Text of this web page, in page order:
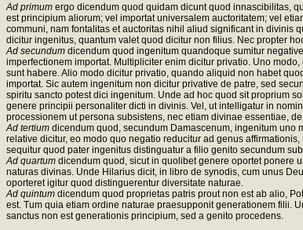
Ad primum ergo dicendum quod quidam dicunt quod innascibilitas,
est principium aliorum; vel importat universalem auctoritatem; vel
communi, nam fontalitas et auctoritas nihil aliud significant in divinis
dicitur ingenitus, quantum valet quod dicitur non filius. Nec propter
Ad secundum dicendum quod ingenitum quandoque sumitur
imperfectionem importat. Multipliciter enim dicitur privatio. Uno
sunt habere. Alio modo dicitur privatio, quando aliquid non habet
importat. Sic autem ingenitum non dicitur privative de patre, sed
spiritu sancto potest dici ingenitum. Unde ad hoc quod sit proprium
genere principii personaliter dicti in divinis. Vel, ut intelligatur in
processionem ut persona subsistens, nec etiam divinae essentiae,
Ad tertium dicendum quod, secundum Damascenum, ingenitum uno
relative dicitur, eo modo quo negatio reducitur ad genus
sequitur quod pater ingenitus distinguatur a filio genito secundum
Ad quartum dicendum quod, sicut in quolibet genere oportet ponere
naturas divinas. Unde Hilarius dicit, in libro de synodis, cum unus
oporteret igitur quod distinguerentur diversitate naturae.
Ad quintum dicendum quod proprietas patris prout non est ab alio,
est. Tum quia etiam ordine naturae praesupponit generationem filii.
sanctus non est generationis principium, sed a genito procedens.